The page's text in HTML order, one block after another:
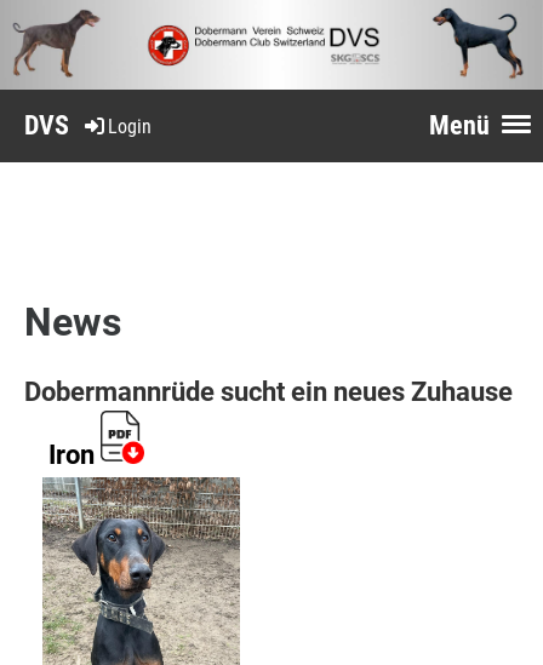
Menü
Login
DVS
News
Dobermannrüdesucht ein neues Zuhause
Iron